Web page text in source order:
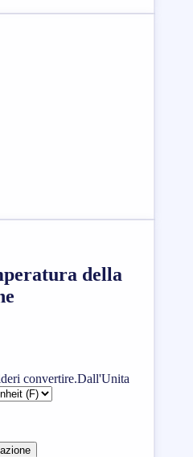
della
convertire.Dall'Unita